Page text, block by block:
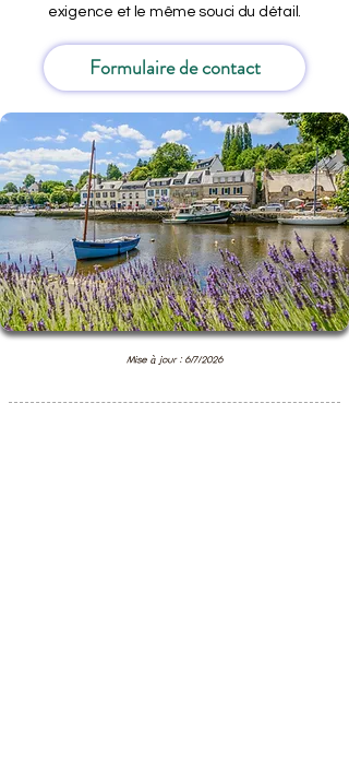
exigence et le même souci du détail.
Formulaire de contact
Mise à jour : 6/7/2026